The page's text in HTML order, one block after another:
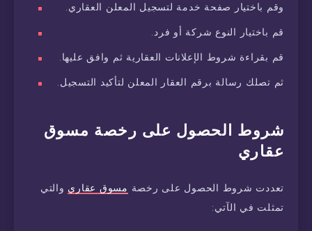
وقم باختيار صفحة خدمة لتسجيل المعلن العقاري.
قم باختيار النوع شركة أو فرد.
قم بقراءة شروط الإعلانات العقارية ثم وافق عليها.
ثم تصلك رسالة برقم العقار المعلن لتأكيد التسجيل.
شروط الحصول على رخصة مسوق
عقاري
تعددت شروط الحصول على رخصة مسوق عقاري والتي
تمثلت في الآتي: